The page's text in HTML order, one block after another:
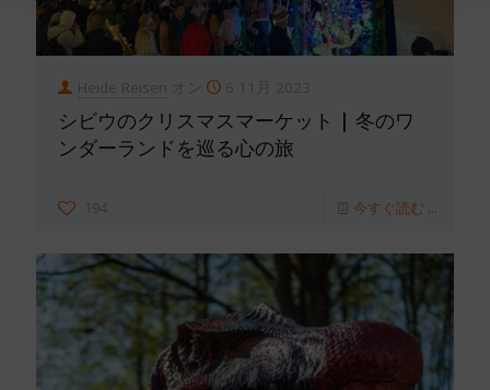
Heide Reisen 6 11月 2023
シビウのクリスマスマーケット | 冬のワ
ンダーランドを巡る心の旅
194 今すぐ読む ...